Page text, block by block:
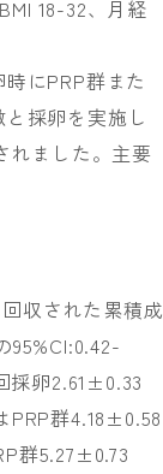
18-32、月経
にPRP群また
採卵を実施し
れました。主要
収された累積成
95%CI:0.42-
採卵2.61±0.33
群4.18±0.58
群5.27±0.73